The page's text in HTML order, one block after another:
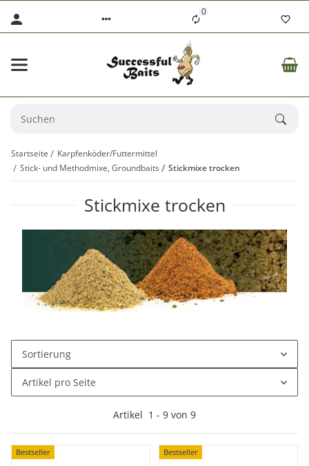
0
Startseite
Karpfenköder/Futtermittel
Stick- und Methodmixe, Groundbaits
Stickmixe trocken
Stickmixe trocken
Sortierung
Artikel pro Seite
Artikel 1 - 9 von 9
Bestseller Bestseller